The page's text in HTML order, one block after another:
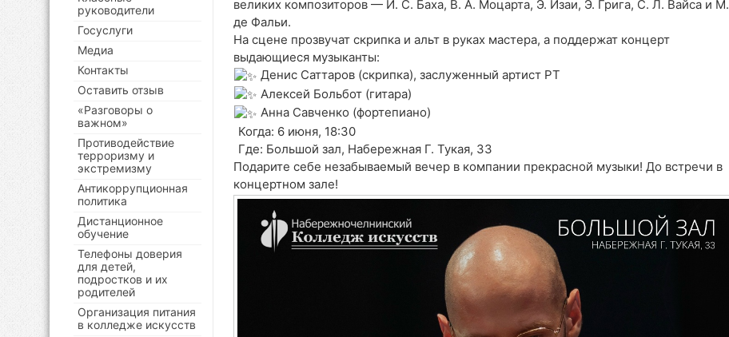
великих композиторов — И. С. Баха, В. А. Моцарта, Э. Изаи, Э. Грига, С. Л. Вайса и М.
де Фальи.
На сцене прозвучат скрипка и альт в руках мастера, а поддержат концерт
выдающиеся музыканты:
Денис Саттаров (скрипка), заслуженный артист РТ
Алексей Больбот (гитара)
Анна Савченко (фортепиано)
Когда: 6 июня, 18:30
Где: Большой зал, Набережная Г. Тукая, 33
Подарите себе незабываемый вечер в компании прекрасной музыки! До встречи в
концертном зале!
руководители
Госуслуги
Медиа
Контакты
Оставить отзыв
«Разговоры о
важном»
Противодействие
терроризму и
экстремизму
Антикоррупционная
политика
Дистанционное
обучение
Телефоны доверия
для детей,
подростков и их
родителей
Организация питания
в колледже искусств